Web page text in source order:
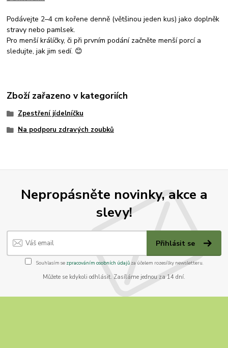
Podávejte 2–4 cm kořene denně (většinou jeden kus) jako doplněk
stravy nebo pamlsek.
Pro menší králíčky, či při prvním podání začněte menší porcí a
sledujte, jak jim sedí. 😊
Zboží zařazeno v kategoriích
Zpestření jídelníčku
Na podporu zdravých zoubků
Nepropásněte novinky, akce a
slevy!
Přihlásit se
Souhlasím se zpracováním osobních údajůza účelem rozesílky newsletteru.
Můžete se kdykoli odhlásit. Zasíláme jednou za 14 dní.